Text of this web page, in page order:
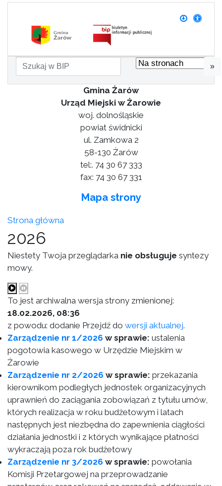
»
Gmina Żarów
Urząd Miejski w Żarowie
woj. dolnośląskie
powiat świdnicki
ul. Zamkowa 2
58-130 Żarów
tel:. 74 30 67 333
fax: 74 30 67 331
Mapa strony
Strona główna
2026
Niestety Twoja przeglądarka nie obsługuje syntezy
mowy.
To jest archiwalna wersja strony zmienionej:
18.02.2026, 08:36
z powodu: dodanie Przejdź do wersji aktualnej.
Zarządzenie nr 1/2026 w sprawie: ustalenia
pogotowia kasowego w Urzędzie Miejskim w
Żarowie
Zarządzenie nr 2/2026 w sprawie: przekazania
kierownikom podległych jednostek organizacyjnych
uprawnień do zaciągania zobowiązań z tytułu umów,
których realizacja w roku budżetowym i latach
następnych jest niezbędna do zapewnienia ciągłości
działania jednostki i z których wynikające płatności
wykraczają poza rok budżetowy
Zarządzenie nr 3/2026 w sprawie: powołania
Komisji Przetargowej na przeprowadzanie